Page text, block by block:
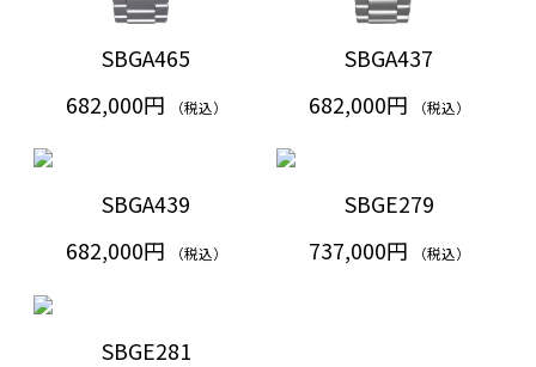
SBGA465
682,000円
（税込）
SBGA437
682,000円
（税込）
SBGA439
682,000円
（税込）
SBGE279
737,000円
（税込）
SBGE281